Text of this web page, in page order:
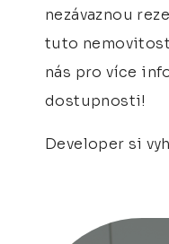
nezávaznou
tuto
nás pro více
dostupnosti!
Developer si